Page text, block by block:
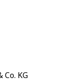
Co. KG